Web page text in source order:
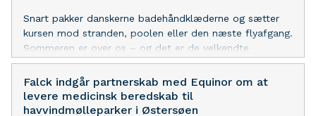
Snart pakker danskerne badehåndklæderne og sætter
kursen mod stranden, poolen eller den næste flyafgang.
Sommeren er over os – og det er de velkendte
sommersygdomme også. På baggrund af tusindvis af
henvendelser fra danskere i ind- og udland deler Falck,
hvad du skal holde øje med – og hvad du gør, hvis det
alligevel går galt.
Falck indgår partnerskab med Equinor om at
levere medicinsk beredskab til
havvindmølleparker i Østersøen